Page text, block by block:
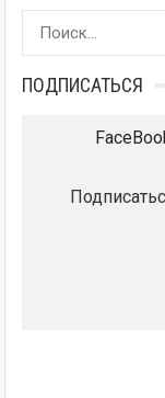
Найти:
ПОДПИСАТЬСЯ